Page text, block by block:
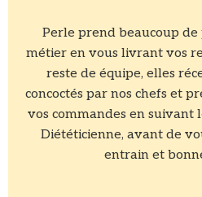
Perle prend beaucoup de
métier en vous livrant vos
reste de équipe, elles
concoctés par nos chefs et
vos commandes en suivant
Diététicienne, avant de
entrain et